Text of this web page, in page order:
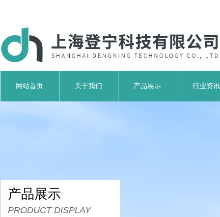
网站首页 关于我们 产品展示 行业资讯
产品展示
PRODUCT DISPLAY